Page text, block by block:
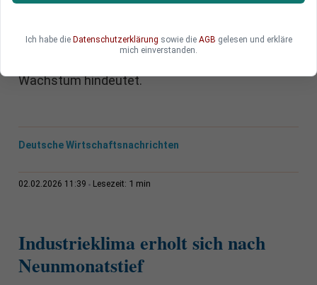
zentraler Stimmungsindikator legte im Januar zu,
Wachstum hindeutet.
Deutsche Wirtschaftsnachrichten
02.02.2026 11:39 Lesezeit: 1 min
Industrieklima erholt sich nach
Neunmonatstief
Ich habe die Datenschutzerklärung sowie die AGB gelesen und erkläre
mich einverstanden.